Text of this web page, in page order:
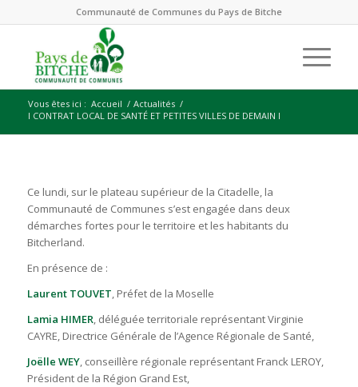
Communauté de Communes du Pays de Bitche
Vous êtes ici : Accueil / Actualités /
I CONTRAT LOCAL DE SANTÉ ET PETITES VILLES DE DEMAIN I
Ce lundi, sur le plateau supérieur de la Citadelle, la
Communauté de Communes s’est engagée dans deux
démarches fortes pour le territoire et les habitants du
Bitcherland.
En présence de :
Laurent TOUVET, Préfet de la Moselle
Lamia HIMER, déléguée territoriale représentant Virginie
CAYRE, Directrice Générale de l’Agence Régionale de Santé,
Joëlle WEY, conseillère régionale représentant Franck LEROY,
Président de la Région Grand Est,